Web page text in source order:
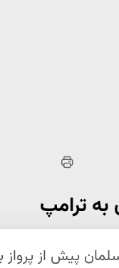
ترامپ
پیش از پرواز